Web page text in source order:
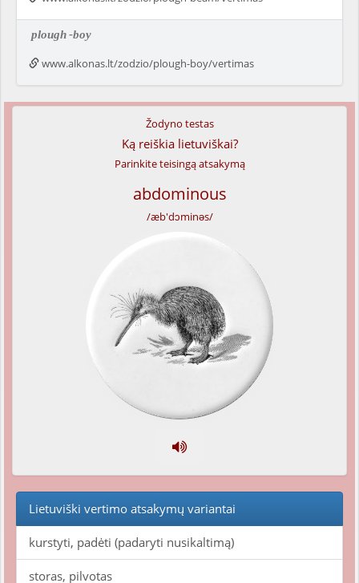
plough-boy
www.alkonas.lt/zodzio/plough-boy/vertimas
Žodyno testas
Ką reiškia lietuviškai?
Parinkite teisingą atsakymą
abdominous
/æb'dɔminəs/
Lietuviški vertimo atsakymų variantai
kurstyti, padėti (padaryti nusikaltimą)
storas, pilvotas